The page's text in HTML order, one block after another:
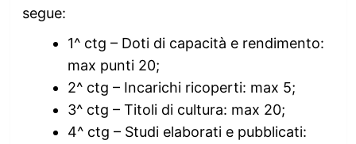
segue:
1^ ctg – Doti di capacità e rendimento:
max punti 20;
2^ ctg – Incarichi ricoperti: max 5;
3^ ctg – Titoli di cultura: max 20;
4^ ctg – Studi elaborati e pubblicati: